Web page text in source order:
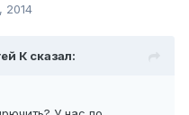
2014
К сказал: